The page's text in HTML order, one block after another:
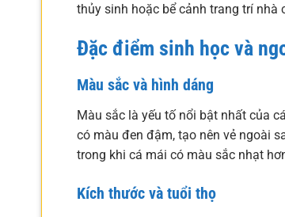
thủy sinh hoặc bể cảnh trang trí nhà
Đặc điểm sinh học và
Màu sắc và hình dáng
Màu sắc là yếu tố nổi bật nhất của
có màu đen đậm, tạo nên vẻ ngoài
trong khi cá mái có màu sắc nhạt
Kích thước và tuổi thọ